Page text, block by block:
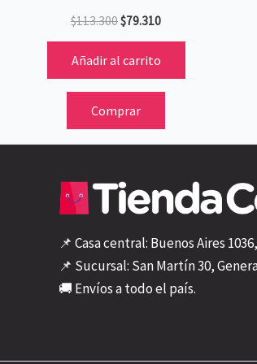
$113.300$79.310
Añadir al carrito
Comprar
📌 Casa central: Buenos Aires
📌 Sucursal: San Martín 30,
🚚 Envíos a todo el país.